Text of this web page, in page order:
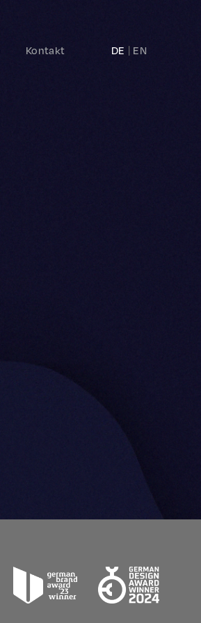
Kontakt DE EN